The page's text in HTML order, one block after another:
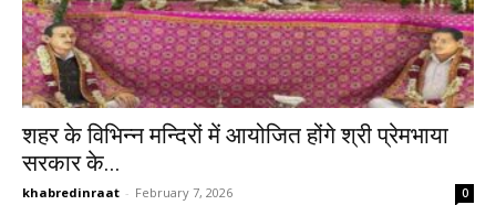
शहर के विभिन्न मन्दिरों में आयोजित होंगे श्री प्रेमभाया
सरकार के...
khabredinraat - February 7, 2026 0